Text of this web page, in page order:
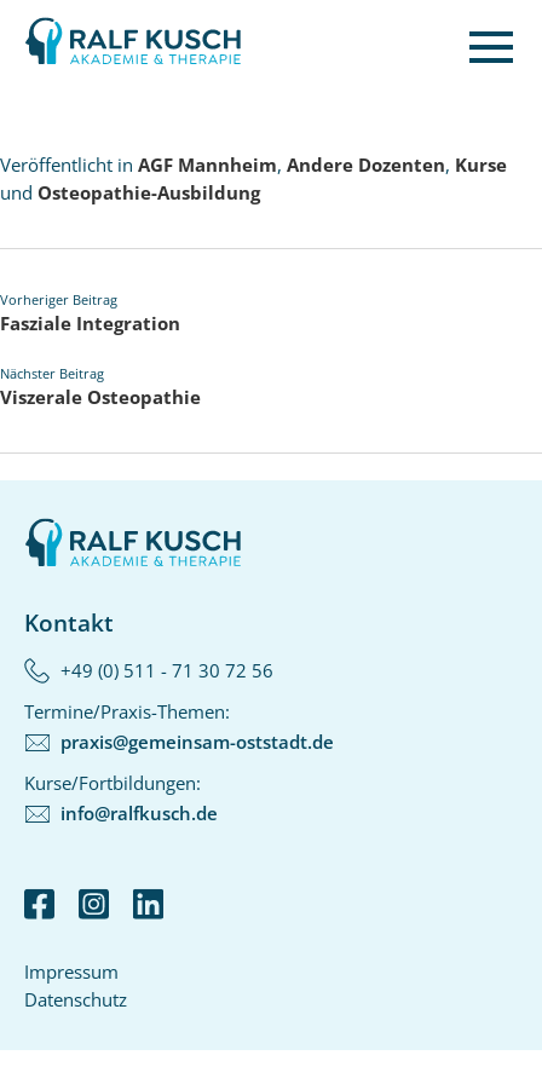
Ralf
Kusch
Veröffentlicht in AGF Mannheim, Andere Dozenten, Kurse
und Osteopathie-Ausbildung
Vorheriger Beitrag
Fasziale Integration
Nächster Beitrag
Viszerale Osteopathie
Kontakt
+49 (0) 511 - 71 30 72 56‬
Termine/Praxis-Themen:
praxis@gemeinsam-oststadt.de
Kurse/Fortbildungen:
info@ralfkusch.de
Impressum
Datenschutz